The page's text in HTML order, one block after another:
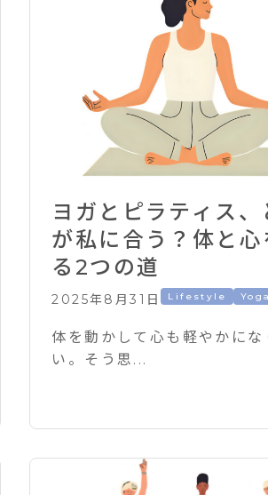
ヨガとピラティス、
が私に合う？体と心
る2つの道
2025年8月31日 Lifestyle Yoga
体を動かして心も軽やかにな
い。そう思...